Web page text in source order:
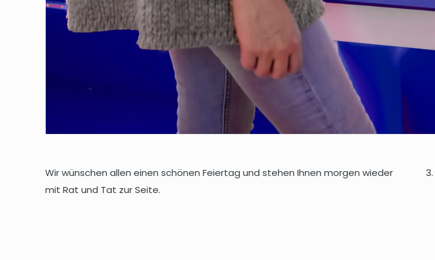
Wir wünschen allen einen schönen Feiertag und stehen Ihnen morgen wieder
mit Rat und Tat zur Seite.